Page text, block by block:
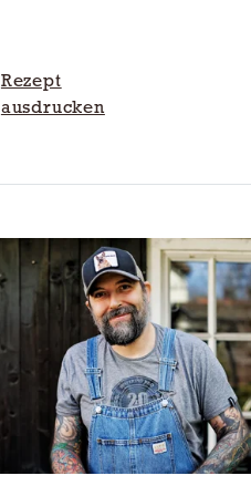
Rezept
ausdrucken